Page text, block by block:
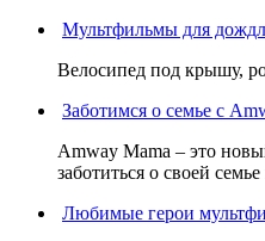
Мультфильмы для
Велосипед под крышу,
Заботимся о семье с
Amway Mama – это
заботиться о своей семье
Любимые герои